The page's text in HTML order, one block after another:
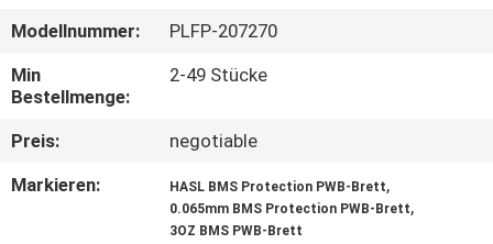
FABRIK-
AUSFLUG
QUALITÄTSKONTROLLE
Modellnummer:
PLFP-207270
Min
Bestellmenge:
2-49 Stücke
Preis:
negotiable
Markieren:
HASL BMS Protection PWB-Brett,
0.065mm BMS Protection PWB-Brett,
3OZ BMS PWB-Brett